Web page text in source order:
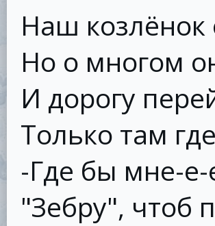
Наш
Но о многом
И дорогу
Только там
-Где бы мне-
"Зебру", чтоб